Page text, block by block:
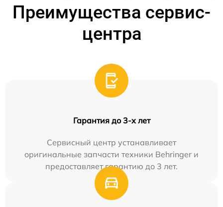
Преимущества сервис-
центра
Гарантия до 3-х лет
Сервисный центр устанавливает
оригинальные запчасти техники Behringer и
предоставляет гарантию до 3 лет.